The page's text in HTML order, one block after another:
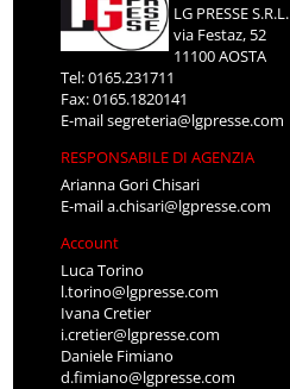
LG PRESSE S.R.L.
via Festaz, 52
11100 AOSTA
Tel: 0165.231711
Fax: 0165.1820141
E-mailsegreteria@lgpresse.com
RESPONSABILE DI AGENZIA
Arianna Gori Chisari
E-maila.chisari@lgpresse.com
Account
Luca Torino
l.torino@lgpresse.com
Ivana Cretier
i.cretier@lgpresse.com
Daniele Fimiano
d.fimiano@lgpresse.com